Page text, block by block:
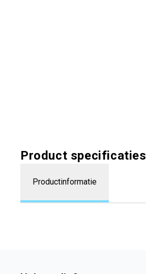
Product specificaties
Productinformatie